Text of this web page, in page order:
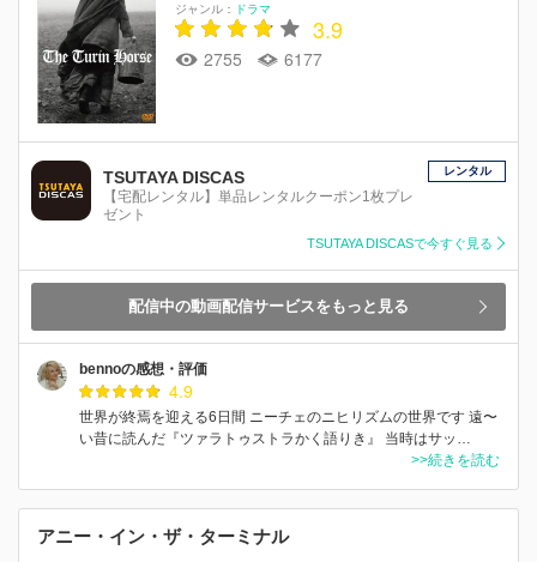
ジャンル：
ドラマ
3.9
2755 6177
TSUTAYA DISCAS
【宅配レンタル】単品レンタルクーポン1枚プレ
ゼント
レンタル
TSUTAYA DISCASで今すぐ見る
配信中の動画配信サービスをもっと見る
bennoの感想・評価
4.9
世界が終焉を迎える6日間 ニーチェのニヒリズムの世界です 遠〜
い昔に読んだ『ツァラトゥストラかく語りき』 当時はサッ…
>>続きを読む
アニー・イン・ザ・ターミナル